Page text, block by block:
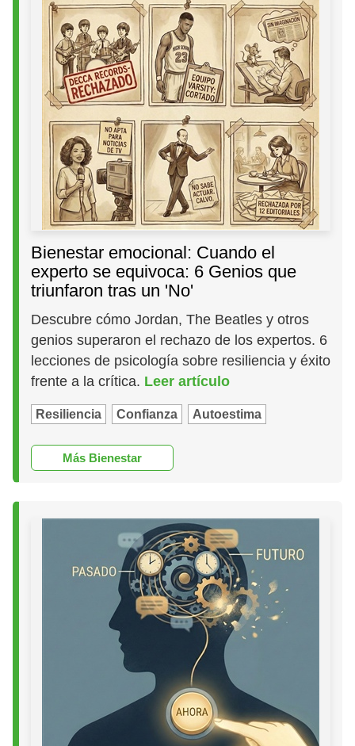
Bienestar emocional: Cuando el
experto se equivoca: 6 Genios que
triunfaron tras un 'No'
Descubre cómo Jordan, The Beatles y otros
genios superaron el rechazo de los expertos. 6
lecciones de psicología sobre resiliencia y éxito
frente a la crítica. Leer artículo
Resiliencia Confianza Autoestima
Más Bienestar